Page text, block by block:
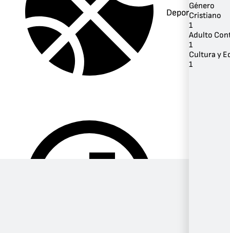
Deportes
Género
Cristiano
1
Adulto
1
Cultura y
1